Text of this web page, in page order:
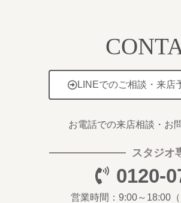
LINEでのご相談・来店
お電話での来店相談・お
スタジオ
0120-
営業時間：9:00～18:00